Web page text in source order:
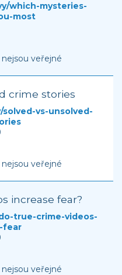
which-mysteries-
most
veřejné
crime stories
vs-unsolved-
veřejné
increase fear?
true-crime-videos-
fear
veřejné